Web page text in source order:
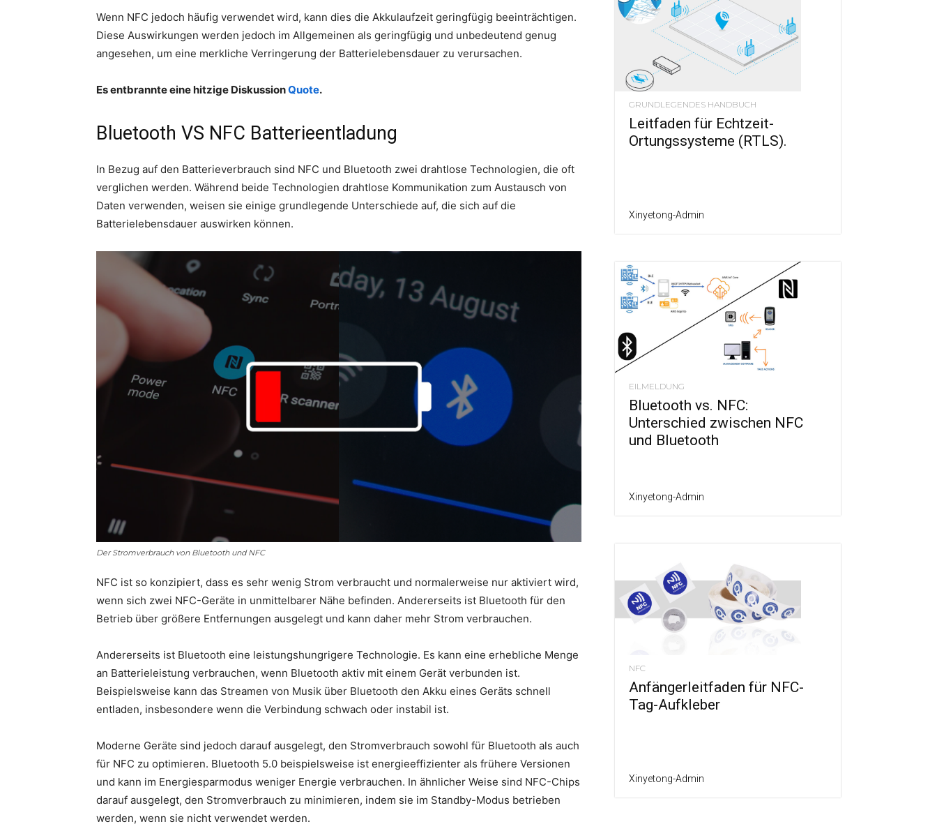
Wenn NFC jedoch häufig verwendet wird, kann dies die Akkulaufzeit geringfügig beeinträchtigen.
Diese Auswirkungen werden jedoch im Allgemeinen als geringfügig und unbedeutend genug
angesehen, um eine merkliche Verringerung der Batterielebensdauer zu verursachen.
Es entbrannte eine hitzige DiskussionQuote.
Bluetooth VS NFC Batterieentladung
In Bezug auf den Batterieverbrauch sind NFC und Bluetooth zwei drahtlose Technologien, die oft
verglichen werden. Während beide Technologien drahtlose Kommunikation zum Austausch von
Daten verwenden, weisen sie einige grundlegende Unterschiede auf, die sich auf die
Batterielebensdauer auswirken können.
Der Stromverbrauch von Bluetooth und NFC
NFC ist so konzipiert, dass es sehr wenig Strom verbraucht und normalerweise nur aktiviert wird,
wenn sich zwei NFC-Geräte in unmittelbarer Nähe befinden. Andererseits ist Bluetooth für den
Betrieb über größere Entfernungen ausgelegt und kann daher mehr Strom verbrauchen.
Andererseits ist Bluetooth eine leistungshungrigere Technologie. Es kann eine erhebliche Menge
an Batterieleistung verbrauchen, wenn Bluetooth aktiv mit einem Gerät verbunden ist.
Beispielsweise kann das Streamen von Musik über Bluetooth den Akku eines Geräts schnell
entladen, insbesondere wenn die Verbindung schwach oder instabil ist.
Moderne Geräte sind jedoch darauf ausgelegt, den Stromverbrauch sowohl für Bluetooth als auch
für NFC zu optimieren. Bluetooth 5.0 beispielsweise ist energieeffizienter als frühere Versionen
und kann im Energiesparmodus weniger Energie verbrauchen. In ähnlicher Weise sind NFC-Chips
darauf ausgelegt, den Stromverbrauch zu minimieren, indem sie im Standby-Modus betrieben
werden, wenn sie nicht verwendet werden.
GRUNDLEGENDES HANDBUCH
Leitfaden für Echtzeit-
Ortungssysteme (RTLS).
Xinyetong-Admin
EILMELDUNG
Bluetooth vs. NFC:
Unterschied zwischen NFC
und Bluetooth
Xinyetong-Admin
NFC
Anfängerleitfaden für NFC-
Tag-Aufkleber
Xinyetong-Admin